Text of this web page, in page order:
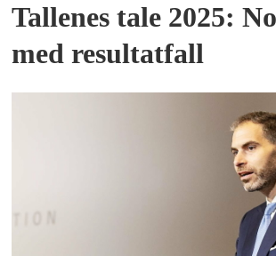
Tallenes tale 2025:
med resultatfall